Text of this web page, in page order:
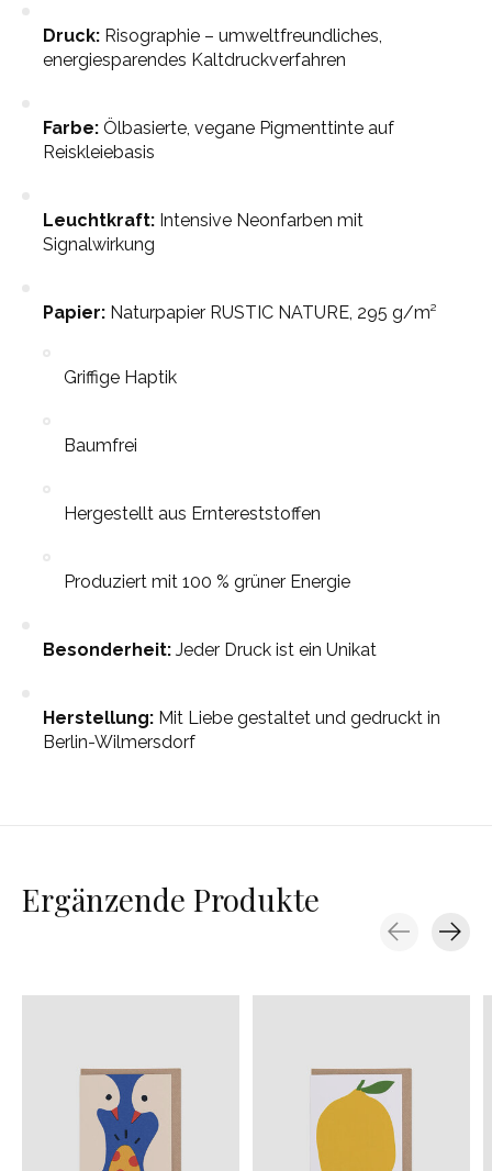
Druck: Risographie – umweltfreundliches,
energiesparendes Kaltdruckverfahren
Farbe: Ölbasierte, vegane Pigmenttinte auf
Reiskleiebasis
Leuchtkraft: Intensive Neonfarben mit
Signalwirkung
Papier: Naturpapier RUSTIC NATURE, 295 g/m²
Griffige Haptik
Baumfrei
Hergestellt aus Erntereststoffen
Produziert mit 100 % grüner Energie
Besonderheit: Jeder Druck ist ein Unikat
Herstellung: Mit Liebe gestaltet und gedruckt in
Berlin-Wilmersdorf
Ergänzende Produkte